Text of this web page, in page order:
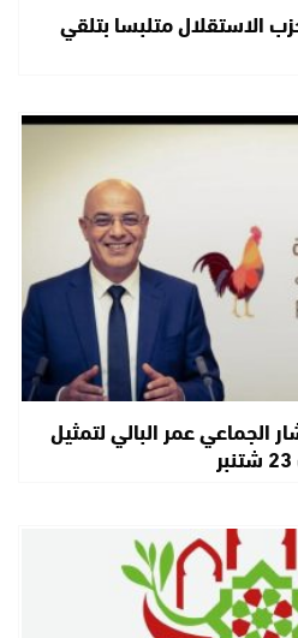
الاستقلال متلبسا بتلقي
الجماعي عمر البالي لتمثيل